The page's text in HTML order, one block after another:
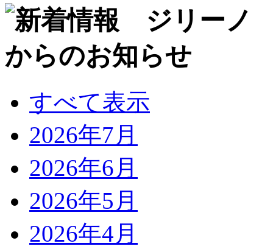
すべて表示
2026年7月
2026年6月
2026年5月
2026年4月